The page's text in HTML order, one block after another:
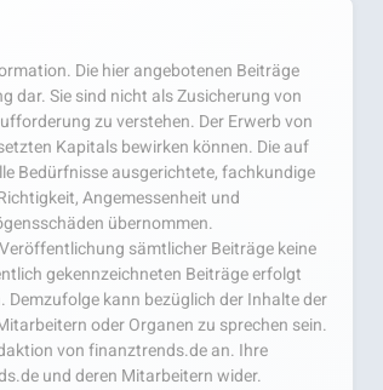
Die hier angebotenen Beiträge
dar. Sie sind nicht als Zusicherung von
zu verstehen. Der Erwerb von
Kapitals bewirken können. Die auf
Bedürfnisse ausgerichtete, fachkundige
Angemessenheit und
übernommen.
sämtlicher Beiträge keine
gekennzeichneten Beiträge erfolgt
kann bezüglich der Inhalte der
oder Organen zu sprechen sein.
von finanztrends.de an. Ihre
und deren Mitarbeitern wider.